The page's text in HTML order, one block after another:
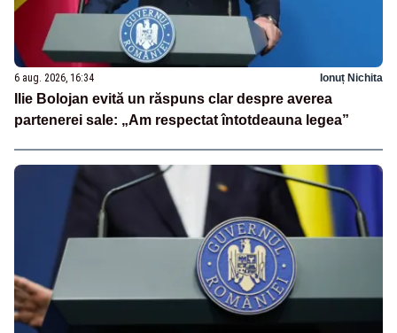
6 aug. 2026, 16:34 Ionuț Nichita
Ilie Bolojan evită un răspuns clar despre averea
partenerei sale: „Am respectat întotdeauna legea”